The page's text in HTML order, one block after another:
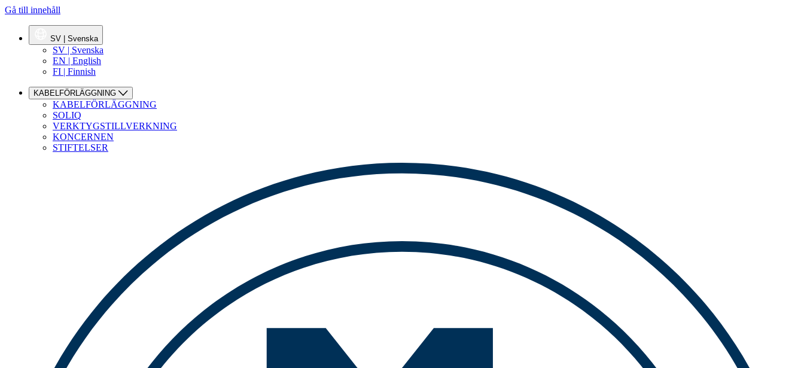
Gå till innehåll
SV | Svenska
SV | Svenska
EN | English
FI | Finnish
KABELFÖRLÄGGNING
KABELFÖRLÄGGNING
SOLIQ
VERKTYGSTILLVERKNING
KONCERNEN
STIFTELSER